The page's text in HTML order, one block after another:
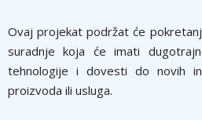
Ovaj projekat podržat će
suradnje koja će imati
tehnologije i dovesti do novih
proizvoda ili usluga.